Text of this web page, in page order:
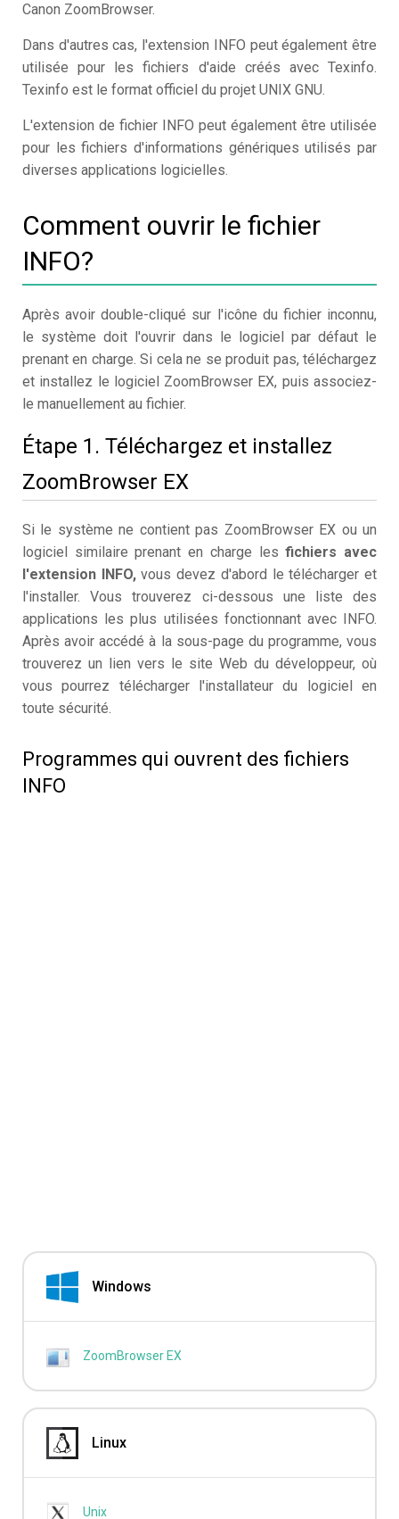
Canon ZoomBrowser.
Dans d'autres cas, l'extension INFO peut également être
utilisée pour les fichiers d'aide créés avec Texinfo.
Texinfo est le format officiel du projet UNIX GNU.
L'extension de fichier INFO peut également être utilisée
pour les fichiers d'informations génériques utilisés par
diverses applications logicielles.
Comment ouvrir le fichier
INFO?
Après avoir double-cliqué sur l'icône du fichier inconnu,
le système doit l'ouvrir dans le logiciel par défaut le
prenant en charge. Si cela ne se produit pas, téléchargez
et installez le logiciel ZoomBrowser EX, puis associez-
le manuellement au fichier.
Étape 1. Téléchargez et installez
ZoomBrowser EX
Si le système ne contient pas ZoomBrowser EX ou un
logiciel similaire prenant en charge lesfichiers avec
l'extension INFO,vous devez d'abord le télécharger et
l'installer. Vous trouverez ci-dessous une liste des
applications les plus utilisées fonctionnant avec INFO.
Après avoir accédé à la sous-page du programme, vous
trouverez un lien vers le site Web du développeur, où
vous pourrez télécharger l'installateur du logiciel en
toute sécurité.
Programmes qui ouvrent des fichiers
INFO
Windows
ZoomBrowser EX
Linux
Unix